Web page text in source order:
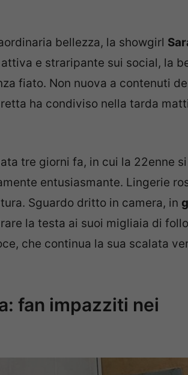
bellezza, la showgirl
e straripante sui social, la
fiato. Non nuova a contenuti
ha condiviso nella tarda
tre giorni fa, in cui la 22enne
entusiasmante. Lingerie
Sguardo dritto in camera, in
la testa ai suoi migliaia di
che continua la sua scalata
fan impazziti nei